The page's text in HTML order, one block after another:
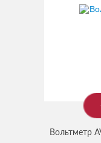
Вольтметр